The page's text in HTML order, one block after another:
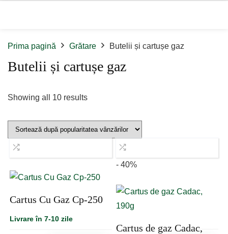
Prima pagină Grătare Butelii și cartușe gaz
Butelii și cartușe gaz
Showing all 10 resultsSorted
popularity
Cartus Cu Gaz Cp-250
Livrare în 7-10 zile
- 40%
Cartus de gaz Cadac,